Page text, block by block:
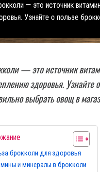
— это источник
Узнайте о пользе
— это источник
здоровья. Узнайте
выбрать овощ в
брокколи для здоровья
и минералы в брокколи